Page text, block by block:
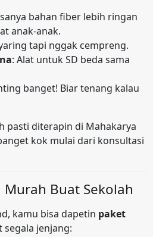
bahan fiber lebih ringan
anak-anak.
tapi nggak cempreng.
: Alat untuk SD beda sama
banget! Biar tenang kalau
pasti diterapin di Mahakarya
kok mulai dari konsultasi
Buat Sekolah
kamu bisa dapetin paket
segala jenjang: